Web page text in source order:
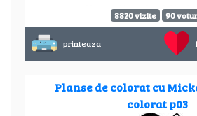
8820 vizite 90
printeaza
Planse de colorat cu
colorat p03